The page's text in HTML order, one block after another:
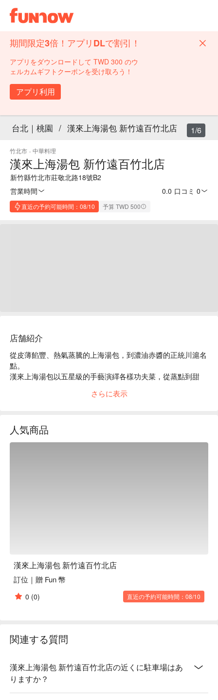
期間限定3倍！アプリDLで割引！
アプリをダウンロードして TWD 300 のウ
ェルカムギフトクーポンを受け取ろう！
アプリ利用
台北｜桃園 / 漢來上海湯包 新竹遠百竹北店
竹北市 · 中華料理
漢來上海湯包 新竹遠百竹北店
新竹縣竹北市莊敬北路18號B2
営業時間
0.0 口コミ 0
直近の予約可能時間：08/10 予算 TWD 500
1/6
店舗紹介
從皮薄餡豐、熱氣蒸騰的上海湯包，到濃油赤醬的正統川滬名
點。
漢來上海湯包以五星級的手藝演繹各樣功夫菜，從蒸點到甜
さらに表示
人気商品
漢來上海湯包 新竹遠百竹北店
訂位｜贈 Fun 幣
0 (0) 直近の予約可能時間：08/10
関連する質問
漢來上海湯包 新竹遠百竹北店の近くに駐車場はあ
りますか？